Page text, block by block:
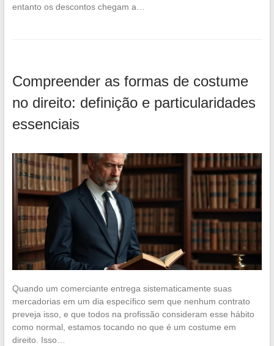
entanto os descontos chegam a…
Compreender as formas de costume
no direito: definição e particularidades
essenciais
Quando um comerciante entrega sistematicamente suas
mercadorias em um dia específico sem que nenhum contrato
preveja isso, e que todos na profissão consideram esse hábito
como normal, estamos tocando no que é um costume em
direito. Isso…